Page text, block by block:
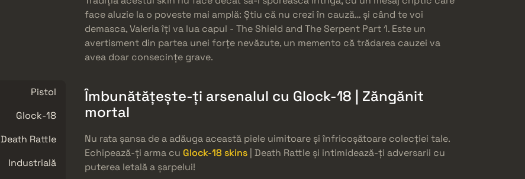
Pistol
Glock-18
Death Rattle
Industrială
face aluzie la o poveste mai amplă: Știu că nu crezi în cauză… și când te voi
demasca, Valeria îți va lua capul - The Shield and The Serpent Part 1. Este un
avertisment din partea unei forțe nevăzute, un memento că trădarea cauzei va
avea doar consecințe grave.
Îmbunătățește-ți arsenalul cu Glock-18 | Zăngănit
mortal
Nu rata șansa de a adăuga această piele uimitoare și înfricoșătoare colecției tale.
Echipează-ți arma cu Glock-18 skins | Death Rattle și intimidează-ți adversarii cu
puterea letală a șarpelui!